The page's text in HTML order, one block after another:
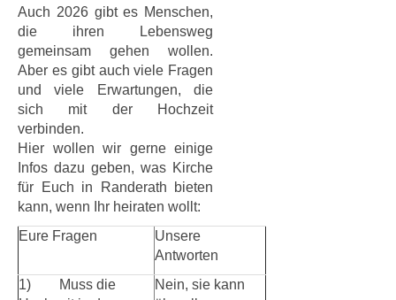
Auch 2026 gibt es Menschen,
die ihren Lebensweg
gemeinsam gehen wollen.
Aber es gibt auch viele Fragen
und viele Erwartungen, die
sich mit der Hochzeit
verbinden.
Hier wollen wir gerne einige
Infos dazu geben, was Kirche
für Euch in Randerath bieten
kann, wenn Ihr heiraten wollt:
Eure Fragen
Unsere
Antworten
1) Muss die
Nein, sie kann